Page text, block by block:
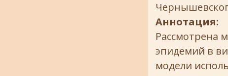
Аннотация:
Рассмотрена
эпидемий в
модели